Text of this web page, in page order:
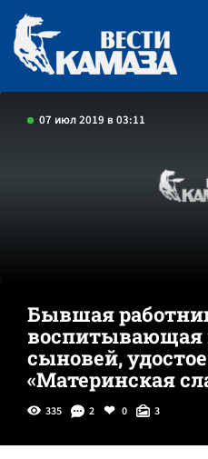
07 июл 2019 в 03:11
Бывшая
воспитывающая
сыновей,
«Материнская
335 2 0 3